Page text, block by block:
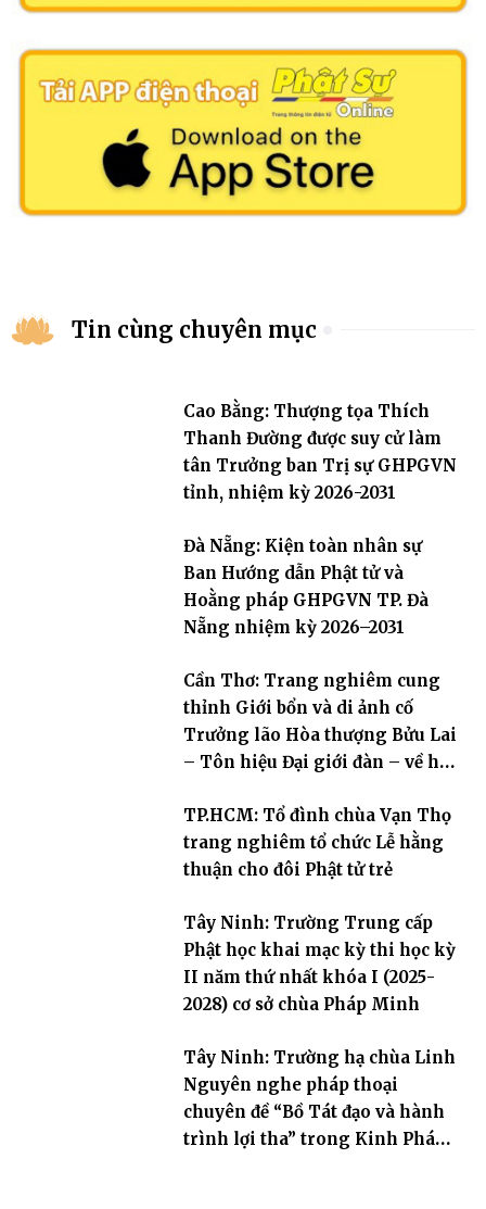
Tin cùng chuyên mục
Cao Bằng: Thượng tọa Thích
Thanh Đường được suy cử làm
tân Trưởng ban Trị sự GHPGVN
tỉnh, nhiệm kỳ 2026-2031
Đà Nẵng: Kiện toàn nhân sự
Ban Hướng dẫn Phật tử và
Hoằng pháp GHPGVN TP. Đà
Nẵng nhiệm kỳ 2026–2031
Cần Thơ: Trang nghiêm cung
thỉnh Giới bổn và di ảnh cố
Trưởng lão Hòa thượng Bửu Lai
– Tôn hiệu Đại giới đàn – về hai
TP.HCM: Tổ đình chùa Vạn Thọ
trang nghiêm tổ chức Lễ hằng
thuận cho đôi Phật tử trẻ
Tây Ninh: Trường Trung cấp
Phật học khai mạc kỳ thi học kỳ
II năm thứ nhất khóa I (2025-
2028) cơ sở chùa Pháp Minh
Tây Ninh: Trường hạ chùa Linh
Nguyên nghe pháp thoại
chuyên đề “Bồ Tát đạo và hành
trình lợi tha” trong Kinh Pháp